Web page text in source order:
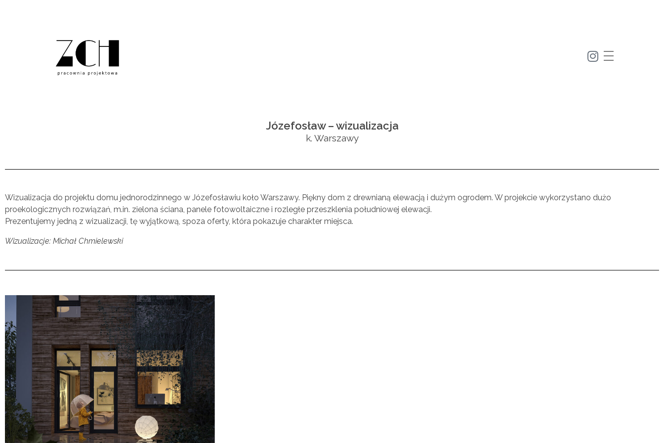
Józefosław – wizualizacja
k. Warszawy
Wizualizacja do projektu domu jednorodzinnego w Józefosławiu koło Warszawy. Piękny dom z drewnianą elewacją i dużym ogrodem. W projekcie wykorzystano dużo
proekologicznych rozwiązań, m.in. zielona ściana, panele fotowoltaiczne i rozległe przeszklenia południowej elewacji.
Prezentujemy jedną z wizualizacji, tę wyjątkową, spoza oferty, która pokazuje charakter miejsca.
Wizualizacje: Michał Chmielewski